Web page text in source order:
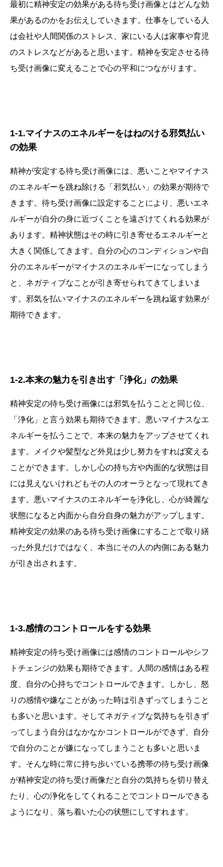
最初に精神安定の効果がある待ち受け画像とはどんな効
果があるのかをお伝えしていきます。仕事をしている人
は会社や人間関係のストレス、家にいる人は家事や育児
のストレスなどがあると思います。精神を安定させる待
ち受け画像に変えることで心の平和につながります。
1-1.マイナスのエネルギーをはねのける邪気払い
の効果
精神が安定する待ち受け画像には、悪いことやマイナス
のエネルギーを跳ね除ける「邪気払い」の効果が期待で
きます。待ち受け画像に設定することにより、悪いエネ
ルギーが自分の身に近づくことを遠ざけてくれる効果が
あります。精神状態はその時に引き寄せるエネルギーと
大きく関係してきます。自分の心のコンディションや自
分のエネルギーがマイナスのエネルギーになってしまう
と、ネガティブなことが引き寄せられてきてしまいま
す。邪気を払いマイナスのエネルギーを跳ね返す効果が
期待できます。
1-2.本来の魅力を引き出す「浄化」の効果
精神安定の待ち受け画像には邪気を払うことと同じ位、
「浄化」と言う効果も期待できます。悪いマイナスなエ
ネルギーを払うことで、本来の魅力をアップさせてくれ
ます。メイクや髪型など外見は少し努力をすれば変える
ことができます。しかし心の持ち方や内面的な状態は目
には見えないけれどもその人のオーラとなって現れてき
ます。悪いマイナスのエネルギーを浄化し、心が綺麗な
状態になると内面から自分自身の魅力がアップします。
精神安定の効果のある待ち受け画像にすることで取り繕
った外見だけではなく、本当にその人の内側にある魅力
が引き出されます。
1-3.感情のコントロールをする効果
精神安定の待ち受け画像には感情のコントロールやシフ
トチェンジの効果も期待できます。人間の感情はある程
度、自分の心持ちでコントロールできます。しかし、怒
りの感情や嫌なことがあった時は引きずってしまうこと
も多いと思います。そしてネガティブな気持ちを引きず
ってしまう自分はなかなかコントロールができず、自分
で自分のことが嫌になってしまうことも多いと思いま
す。そんな時に常に持ち歩いている携帯の待ち受け画像
が精神安定の待ち受け画像だと自分の気持ちを切り替え
たり、心の浄化をしてくれることでコントロールできる
ようになり、落ち着いた心の状態にしてすれます。